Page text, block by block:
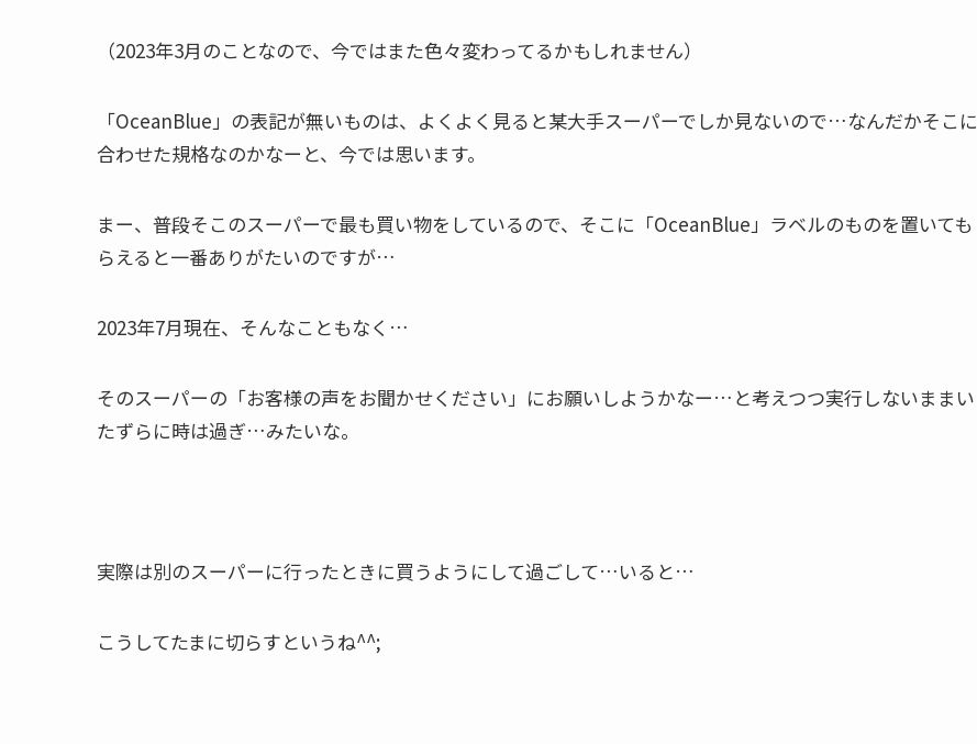
（2023年3月のことなので、今ではまた色々変わってるかもしれません）
「OceanBlue」の表記が無いものは、よくよく見ると某大手スーパーでしか見ないので…なんだかそこに
合わせた規格なのかなーと、今では思います。
まー、普段そこのスーパーで最も買い物をしているので、そこに「OceanBlue」ラベルのものを置いても
らえると一番ありがたいのですが…
2023年7月現在、そんなこともなく…
そのスーパーの「お客様の声をお聞かせください」にお願いしようかなー…と考えつつ実行しないままい
たずらに時は過ぎ…みたいな。
実際は別のスーパーに行ったときに買うようにして過ごして…いると…
こうしてたまに切らすというね^^;